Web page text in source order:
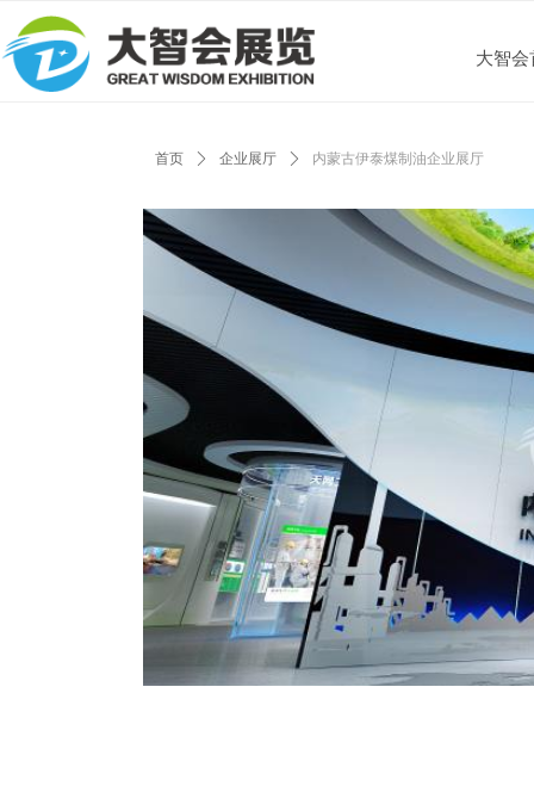
大智会
首页 ꄲ 企业展厅 ꄲ 内蒙古伊泰煤制油企业展厅